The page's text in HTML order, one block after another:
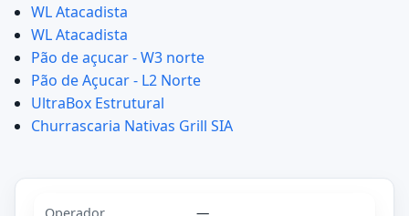
WL Atacadista
WL Atacadista
Pão de açucar - W3 norte
Pão de Açucar - L2 Norte
UltraBox Estrutural
Churrascaria Nativas Grill SIA
Operador —